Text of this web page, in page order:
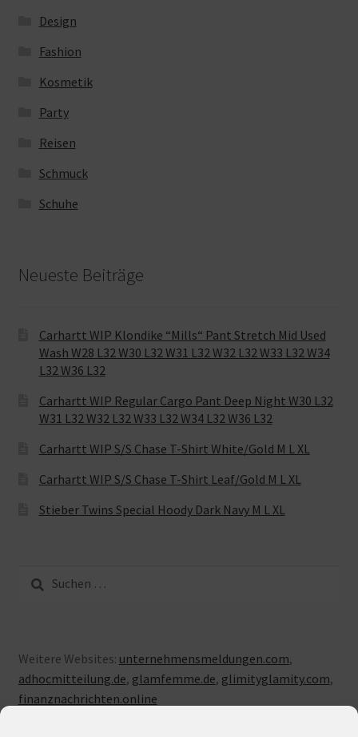
Design
Fashion
Kosmetik
Party
Reisen
Schmuck
Schuhe
Neueste Beiträge
Carhartt WIP Klondike “Mills“ Pant Stretch Mid Used
Wash W28 L32 W30 L32 W31 L32 W32 L32 W33 L32 W34
L32 W36 L32
Carhartt WIP Regular Cargo Pant Deep Night W30 L32
W31 L32 W32 L32 W33 L32 W34 L32 W36 L32
Carhartt WIP S/S Chase T-Shirt White/Gold M L XL
Carhartt WIP S/S Chase T-Shirt Leaf/Gold M L XL
Stieber Twins Special Hoody Dark Navy M L XL
Suche
nach:
Weitere Websites: unternehmensmeldungen.com,
adhocmitteilung.de, glamfemme.de, glimityglamity.com,
finanznachrichten.online